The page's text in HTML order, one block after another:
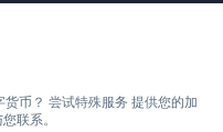
币？ 尝试特殊服务 提供您的加
联系。